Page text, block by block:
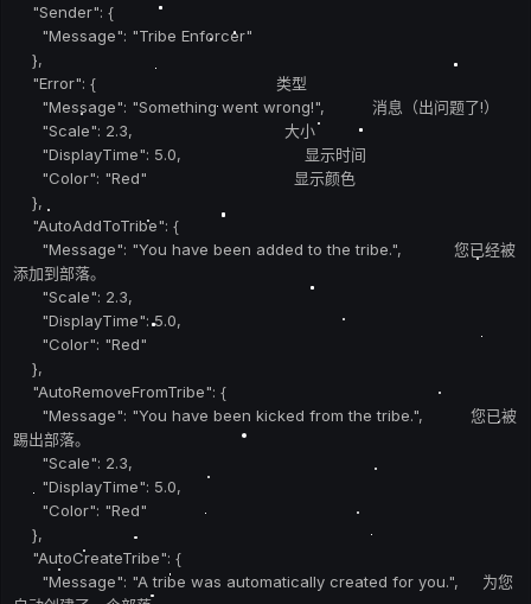
"Sender": {
"Message": "Tribe Enforcer"
},
"Error": { 类型
"Message": "Something went wrong!", 消息（出问题了!）
"Scale": 2.3, 大小
"DisplayTime": 5.0, 显示时间
"Color": "Red" 显示颜色
},
"AutoAddToTribe": {
"Message": "You have been added to the tribe.", 您已经被
添加到部落。
"Scale": 2.3,
"DisplayTime": 5.0,
"Color": "Red"
},
"AutoRemoveFromTribe": {
"Message": "You have been kicked from the tribe.", 您已被
踢出部落。
"Scale": 2.3,
"DisplayTime": 5.0,
"Color": "Red"
},
"AutoCreateTribe": {
"Message": "A tribe was automatically created for you.", 为您